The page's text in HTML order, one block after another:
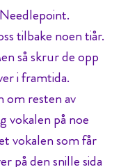
tilbake noen tiår.
så skrur de opp
i framtida.
om resten av
vokalen på noe
vokalen som får
på den snille sida